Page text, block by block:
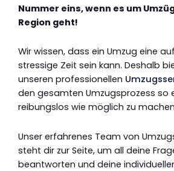
Nummer eins, wenn es um
Region geht!
Wir wissen, dass ein Umzug eine
stressige Zeit sein kann. Deshalb
unseren professionellen
den gesamten Umzugsprozess so
reibungslos wie möglich zu
Unser erfahrenes Team von
steht dir zur Seite, um all deine
beantworten und deine